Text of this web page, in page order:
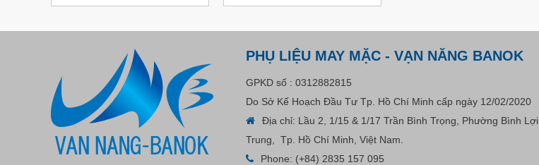
ADGER CHAKO ACE
Liên hệ
PHỤ LIỆU MAY MẶC - VẠN NĂNG BANOK
GPKD số : 0312882815
Do Sở Kế Hoạch Đầu Tư Tp. Hồ Chí Minh cấp ngày 12/02/2020
Địa chỉ: Lầu 2, 1/15 & 1/17 Trần Bình Trọng, Phường Bình Lợi
Trung, Tp. Hồ Chí Minh, Việt Nam.
Phone: (+84) 2835 157 095